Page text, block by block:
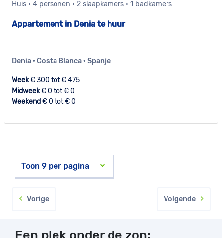
Huis · 4 personen · 2 slaapkamers · 1 badkamers
Appartement in Denia te huur
Denia · Costa Blanca · Spanje
Week€ 300 tot € 475
Midweek€ 0 tot € 0
Weekend€ 0 tot € 0
Vorige Volgende
Een plek onder de zon: